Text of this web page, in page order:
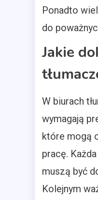
Ponadto
do
Jakie
W biurach
wymagają
które mogą
pracę.
muszą być
Kolejnym